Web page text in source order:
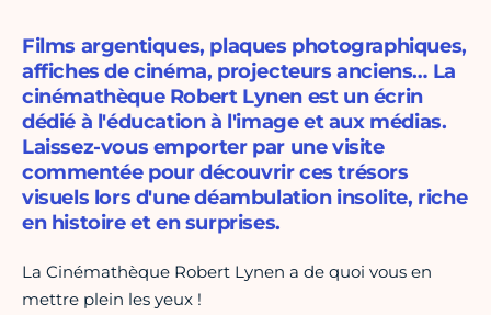
Films argentiques, plaques photographiques,
affiches de cinéma, projecteurs anciens… La
cinémathèque Robert Lynen est un écrin
dédié à l'éducation à l'image et aux médias.
Laissez-vous emporter par une visite
commentée pour découvrir ces trésors
visuels lors d'une déambulation insolite, riche
en histoire et en surprises.
La Cinémathèque Robert Lynen a de quoi vous en
mettre plein les yeux !